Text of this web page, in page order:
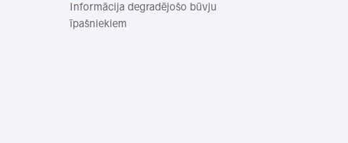
Informācija degradējošo būvju
īpašniekiem